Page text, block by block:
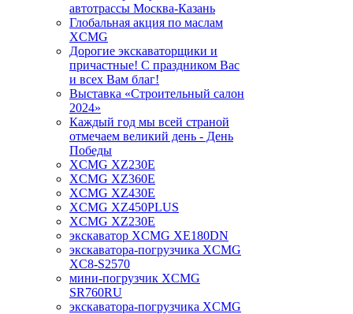
автотрассы Москва-Казань
Глобальная акция по маслам
XCMG
Дорогие экскаваторщики и
причастные! С праздником Вас
и всех Вам благ!
Выставка «Строительный салон
2024»
Каждый год мы всей страной
отмечаем великий день - День
Победы
XCMG XZ230E
XCMG XZ360E
XCMG XZ430E
XCMG XZ450PLUS
XCMG XZ230E
экскаватор XCMG XE180DN
экскаватора-погрузчика XCMG
XC8-S2570
мини-погрузчик XCMG
SR760RU
экскаватора-погрузчика XCMG